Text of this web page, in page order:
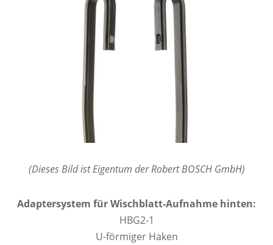
(Dieses Bild ist Eigentum der Robert BOSCH GmbH)
Adaptersystem für Wischblatt-Aufnahme hinten:
HBG2-1
U-förmiger Haken